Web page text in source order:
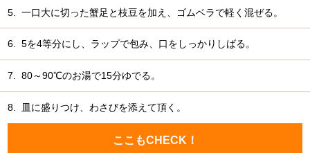
5. 一口大に切った蟹足と枝豆を加え、ゴムベラで軽く混ぜる。
6. 5を4等分にし、ラップで包み、口をしっかりしばる。
7. 80～90℃のお湯で15分ゆでる。
8. 皿に盛りつけ、わさびを添えて頂く。
ここもCHECK！